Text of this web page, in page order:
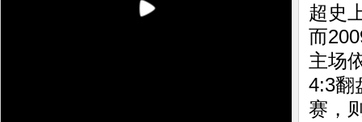
超史
而
主场
4:3翻
赛，